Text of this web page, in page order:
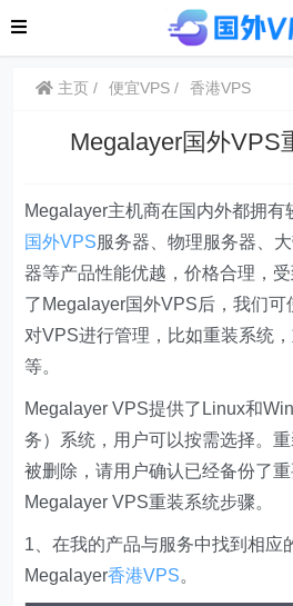
主页 便宜VPS 香港VPS
Megalayer国外VPS
Megalayer主机商在国内外都拥有
国外VPS服务器、物理服务器、
器等产品性能优越，价格合理，
了Megalayer国外VPS后，我们可
对VPS进行管理，比如重装系统
等。
Megalayer VPS提供了Linux和
务）系统，用户可以按需选择。
被删除，请用户确认已经备份了
Megalayer VPS重装系统步骤。
1、在我的产品与服务中找到相应
Megalayer香港VPS。